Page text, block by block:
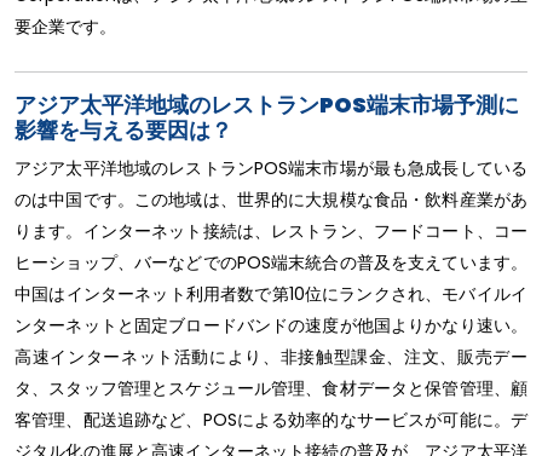
要企業です。
アジア太平洋地域のレストランPOS端末市場予測に
影響を与える要因は？
アジア太平洋地域のレストランPOS端末市場が最も急成長している
のは中国です。この地域は、世界的に大規模な食品・飲料産業があ
ります。インターネット接続は、レストラン、フードコート、コー
ヒーショップ、バーなどでのPOS端末統合の普及を支えています。
中国はインターネット利用者数で第10位にランクされ、モバイルイ
ンターネットと固定ブロードバンドの速度が他国よりかなり速い。
高速インターネット活動により、非接触型課金、注文、販売デー
タ、スタッフ管理とスケジュール管理、食材データと保管管理、顧
客管理、配送追跡など、POSによる効率的なサービスが可能に。デ
ジタル化の進展と高速インターネット接続の普及が、アジア太平洋